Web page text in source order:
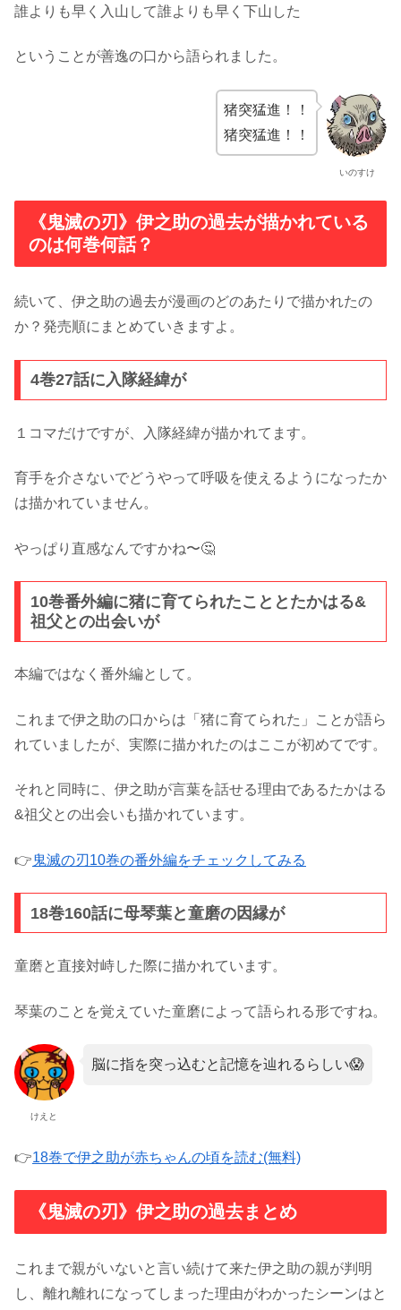
誰よりも早く入山して誰よりも早く下山した
ということが善逸の口から語られました。
いのすけ
猪突猛進！！
猪突猛進！！
《鬼滅の刃》伊之助の過去が描かれている
のは何巻何話？
続いて、伊之助の過去が漫画のどのあたりで描かれたの
か？発売順にまとめていきますよ。
4巻27話に入隊経緯が
１コマだけですが、入隊経緯が描かれてます。
育手を介さないでどうやって呼吸を使えるようになったか
は描かれていません。
やっぱり直感なんですかね〜🤔
10巻番外編に猪に育てられたこととたかはる&
祖父との出会いが
本編ではなく番外編として。
これまで伊之助の口からは「猪に育てられた」ことが語ら
れていましたが、実際に描かれたのはここが初めてです。
それと同時に、伊之助が言葉を話せる理由であるたかはる
&祖父との出会いも描かれています。
👉鬼滅の刃10巻の番外編をチェックしてみる
18巻160話に母琴葉と童磨の因縁が
童磨と直接対峙した際に描かれています。
琴葉のことを覚えていた童磨によって語られる形ですね。
けえと
脳に指を突っ込むと記憶を辿れるらしい😱
👉18巻で伊之助が赤ちゃんの頃を読む(無料)
《鬼滅の刃》伊之助の過去まとめ
これまで親がいないと言い続けて来た伊之助の親が判明
し、離れ離れになってしまった理由がわかったシーンはと